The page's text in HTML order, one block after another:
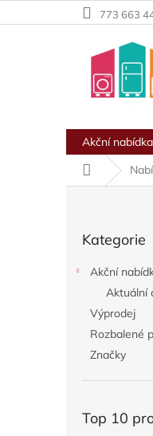
na
773 663
Akční nabídka
Domů
kategorie
Kategorie
Akční
Aktuální
Výprodej
Rozbalené
Značky
Top 10